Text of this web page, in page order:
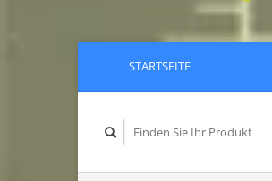
STARTSEITE